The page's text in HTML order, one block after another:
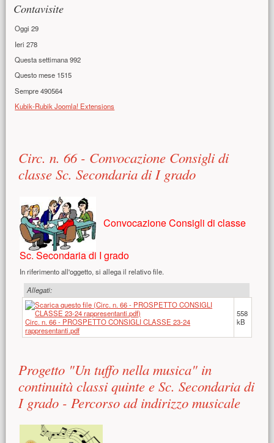
Contavisite
Oggi29
Ieri278
Questa settimana992
Questo mese 1515
Sempre490564
Kubik-Rubik Joomla! Extensions
Circ. n. 66 - Convocazione Consigli di
classe Sc. Secondaria di I grado
Convocazione Consigli di classe
Sc. Secondaria di I grado
In riferimento all'oggetto, si allega il relativo file.
Allegati:
Circ. n. 66 - PROSPETTO CONSIGLI CLASSE 23-24
rappresentanti.pdf
558
kB
Progetto "Un tuffo nella musica" in
continuità classi quinte e Sc. Secondaria di
I grado - Percorso ad indirizzo musicale